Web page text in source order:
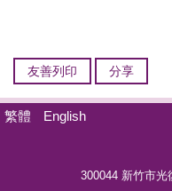
友善列印 分享
繁體 English
300044 新竹市光